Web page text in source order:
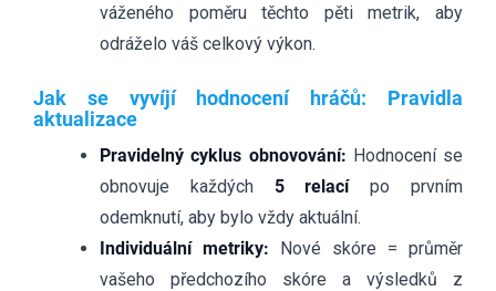
váženého poměru těchto pěti metrik, aby
odráželo váš celkový výkon.
Jak se vyvíjí hodnocení hráčů: Pravidla
aktualizace
Pravidelný cyklus obnovování: Hodnocení se
obnovuje každých 5 relacípo prvním
odemknutí, aby bylo vždy aktuální.
Individuální metriky: Nové skóre = průměr
vašeho předchozího skóre a výsledků z